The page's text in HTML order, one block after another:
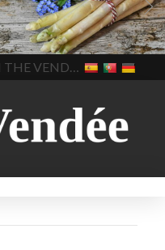
asperges-pour-le-petit-
déjeuner asperges-
saisonnières asperges-
sauce-crème asperges-
soup carbonara-
végétarienne cuisine
saisonnière
cuisine-locale
cuisine-maison européenne
cuisine-maison-france
In The Vendee